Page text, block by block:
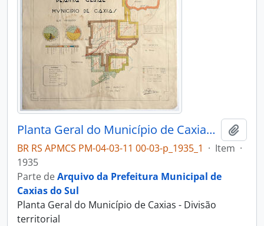
Planta Geral do Município de Caxias - Divisão territorial
BR RS APMCS PM-04-03-11 00-03-p_1935_1 · Item ·
1935
Parte deArquivo da Prefeitura Municipal de
Caxias do Sul
Planta Geral do Município de Caxias - Divisão
territorial